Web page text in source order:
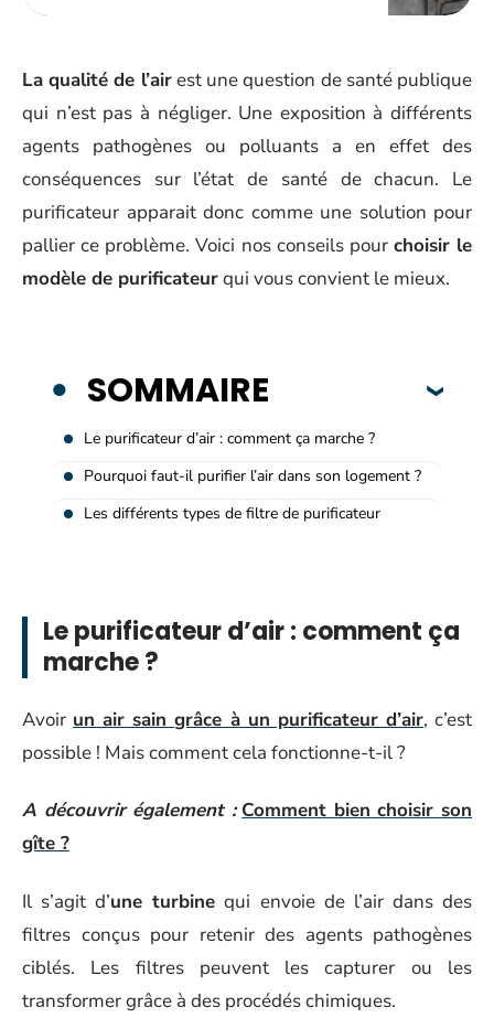
La qualité de l’airest une question de santé publique
qui n’est pas à négliger. Une exposition à différents
agents pathogènes ou polluants a en effet des
conséquences sur l’état de santé de chacun. Le
purificateur apparait donc comme une solution pour
pallier ce problème. Voici nos conseils pour choisir le
modèle de purificateurqui vous convient le mieux.
SOMMAIRE
Le purificateur d’air : comment ça marche ?
Pourquoi faut-il purifier l’air dans son logement ?
Les différents types de filtre de purificateur
Le purificateur d’air : comment ça
marche ?
Avoir un air sain grâce à un purificateur d’air, c’est
possible ! Mais comment cela fonctionne-t-il ?
A découvrir également : Comment bien choisir son
gîte ?
Il s’agit d’une turbine qui envoie de l’air dans des
filtres conçus pour retenir des agents pathogènes
ciblés. Les filtres peuvent les capturer ou les
transformer grâce à des procédés chimiques.